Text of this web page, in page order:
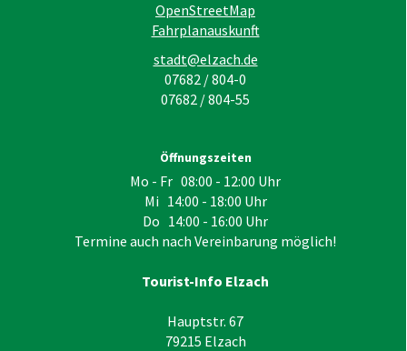
OpenStreetMap
Fahrplanauskunft
stadt@elzach.de
07682 / 804-0
07682 / 804-55
Öffnungszeiten
Mo - Fr 08:00 - 12:00 Uhr
Mi 14:00 - 18:00 Uhr
Do 14:00 - 16:00 Uhr
Termine auch nach Vereinbarung möglich!
Tourist-Info Elzach
Hauptstr. 67
79215 Elzach